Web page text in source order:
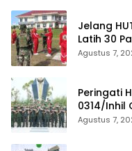
Jelang
Latih 30
Agustus 7,
Peringati
0314/Inhil
Agustus 7,